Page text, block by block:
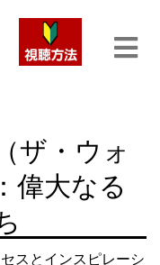
ザ・ウォ
偉大なる
スとインスピレーシ